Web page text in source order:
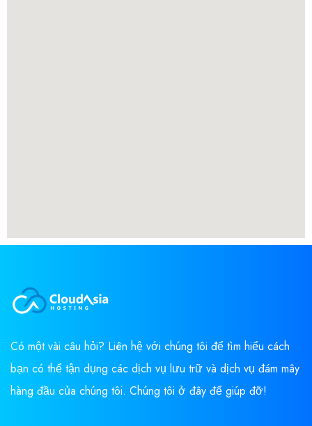
Có một vài câu hỏi? Liên hệ với chúng tôi để tìm hiểu cách
bạn có thể tận dụng các dịch vụ lưu trữ và dịch vụ đám mây
hàng đầu của chúng tôi. Chúng tôi ở đây để giúp đỡ!